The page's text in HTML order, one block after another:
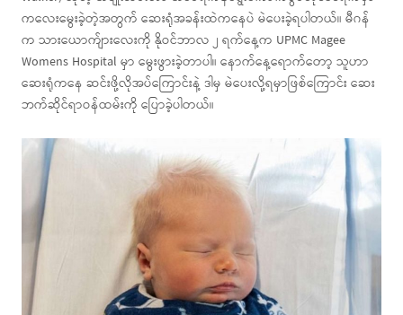
ကလေးမွေးခဲ့တဲ့အတွက် ဆေးရုံအခန်းထဲကနေပဲ မဲပေးခဲ့ရပါတယ်။ မီဂန်
က သားယောက်ျားလေးကို နိုဝင်ဘာလ ၂ ရက်နေ့က UPMC Magee
Womens Hospital မှာ မွေးဖွားခဲ့တာပါ။ နောက်နေ့ရောက်တော့ သူဟာ
ဆေးရုံကနေ ဆင်းဖို့လိုအပ်ကြောင်းနဲ့ ဒါမှ မဲပေးလို့ရမှာဖြစ်ကြောင်း ဆေး
ဘက်ဆိုင်ရာဝန်ထမ်းကို ပြောခဲ့ပါတယ်။